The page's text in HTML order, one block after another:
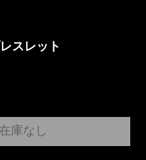
スレット
在庫なし